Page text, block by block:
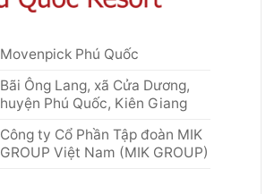
Movenpick Phú Quốc
Bãi Ông Lang, xã Cửa Dương,
huyện Phú Quốc, Kiên Giang
Công ty Cổ Phần Tập đoàn MIK
GROUP Việt Nam (MIK GROUP)